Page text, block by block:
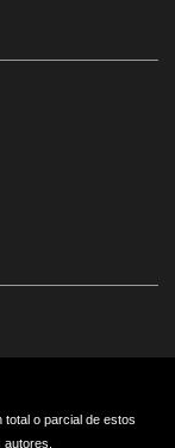
total o parcial de estos
autores.